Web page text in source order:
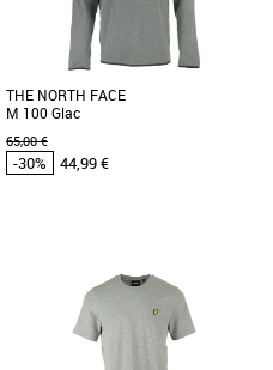
THE NORTH FACE
M 100 Glac
65,00 €
-30% 44,99 €
Vêtements pas cher et Promos
Découvrez la polaire The North Face M
100 Glac, un incontournable de la
saison Automne/Hiver 2025 pour [...]